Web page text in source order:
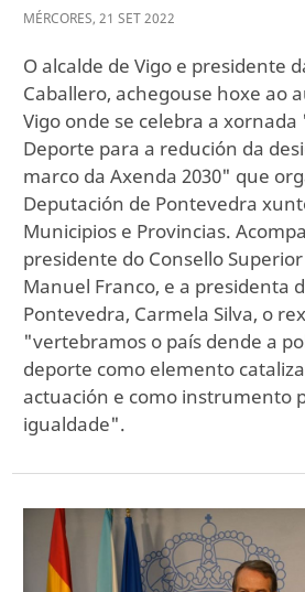
MÉRCORES, 21 SET2022
O alcalde de Vigo e presidente
Caballero, achegouse hoxe ao
Vigo onde se celebra a
Deporte para a redución da
marco da Axenda 2030" que
Deputación de Pontevedra
Municipios e Provincias.
presidente do Consello
Manuel Franco, e a presidenta
Pontevedra, Carmela Silva, o
"vertebramos o país dende a
deporte como elemento
actuación e como instrumento
igualdade".